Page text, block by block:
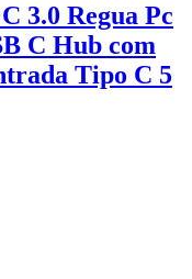
3.0 Regua Pc
C Hub com
Tipo C 5